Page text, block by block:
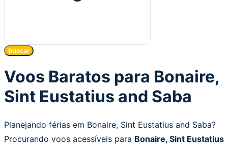
buscar
Voos Baratos para Bonaire,
Sint Eustatius and Saba
Planejando férias em Bonaire, Sint Eustatius and Saba?
Procurando voos acessíveis para Bonaire, Sint Eustatius